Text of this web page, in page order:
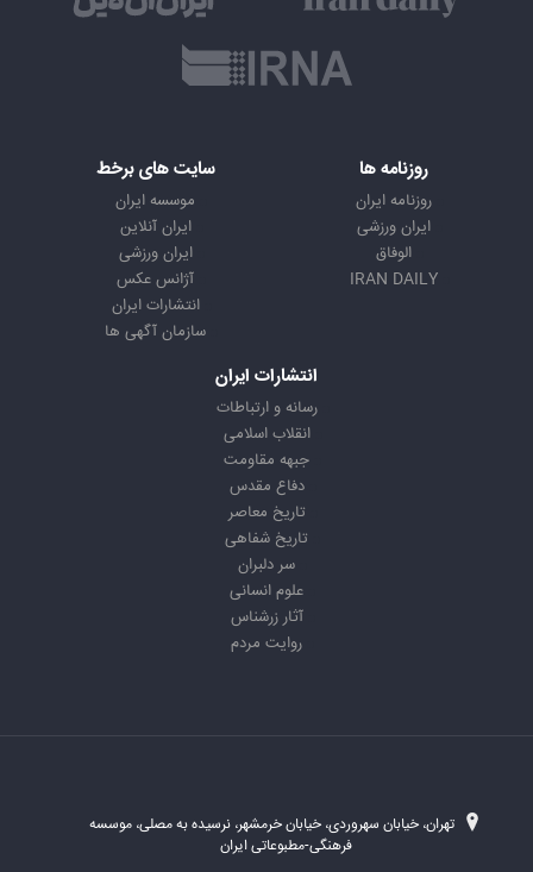
روزنامه ها
روزنامه ایران
ایران ورزشی
الوفاق
IRAN DAILY
سایت های برخط
موسسه ایران
ایران آنلاین
ایران ورزشی
آژانس عکس
انتشارات ایران
سازمان آگهی ها
انتشارات ایران
رسانه و ارتباطات
انقلاب اسلامی
جبهه مقاومت
دفاع مقدس
تاریخ معاصر
تاریخ شفاهی
سر دلبران
علوم انسانی
آثار زرشناس
روایت مردم
تهران، خیابان سهروردی، خیابان خرمشهر، نرسیده به مصلی، موسسه
فرهنگی-مطبوعاتی ایران